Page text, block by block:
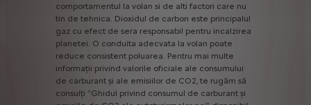
comportamentul la volan si de alti factori care nu
tin de tehnica. Dioxidul de carbon este principalul
gaz cu efect de sera responsabil pentru incalzirea
planetei. O conduita adecvata la volan poate
reduce consistent poluarea. Pentru mai multe
informații privind valorile oficiale ale consumului
de carburant și ale emisiilor de CO2, te rugăm să
consulți "Ghidul privind consumul de carburant și